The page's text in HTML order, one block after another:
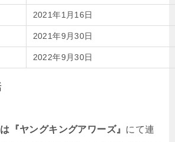
2021年1月16日
2021年9月30日
2022年9月30日
『ヤングキングアワーズ』 にて連